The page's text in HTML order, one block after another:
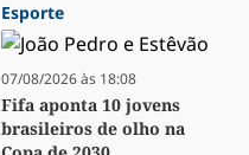
Esporte
07/08/2026 às 18:08
Fifa aponta 10 jovens
brasileiros de olho na